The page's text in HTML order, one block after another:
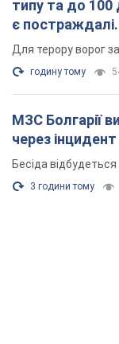
типу та до 100
є
Для терору ворог
годину тому
МЗС Болгарії
через
Бесіда
3 години тому